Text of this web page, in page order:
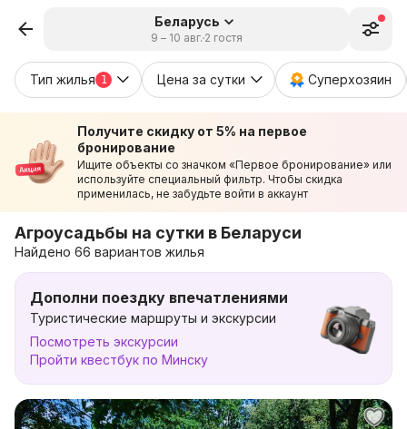
Беларусь
9 – 10 авг.2 гостя
Тип жилья 1 Цена за сутки Суперхозяин
Получите скидку от 5% на первое
бронирование
Ищите объекты со значком «Первое бронирование» или
используйте специальный фильтр. Чтобы скидка
применилась, не забудьте войти в аккаунт
Агроусадьбы на сутки в Беларуси
Найдено 66 вариантов жилья
Дополни поездку впечатлениями
Туристические маршруты и экскурсии
Посмотреть экскурсии
Пройти квестбук по Минску